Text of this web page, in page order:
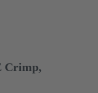
Crimp,